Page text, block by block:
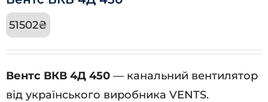
51502₴
Вентс ВКВ 4Д 450 — канальний вентилятор
від українського виробника VENTS.